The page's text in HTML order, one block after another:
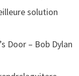
solution
Door – Bob Dylan